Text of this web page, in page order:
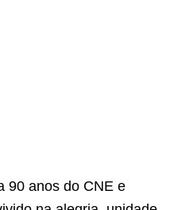
90 anos do CNE e